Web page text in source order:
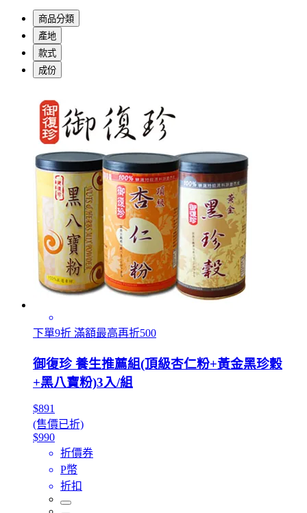
商品分類
產地
款式
成份
下單9折 滿額最高再折500
御復珍 養生推薦組(頂級杏仁粉+黃金黑珍穀
+黑八寶粉)3入/組
$891
(售價已折)
$990
折價券
P幣
折扣